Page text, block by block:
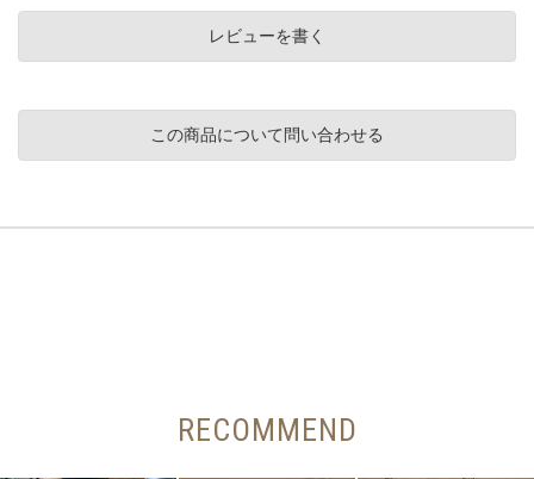
レビューを書く
この商品について問い合わせる
RECOMMEND